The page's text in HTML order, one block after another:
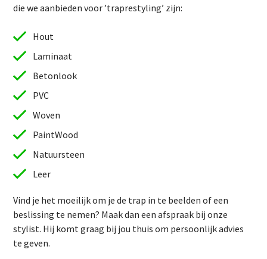
die we aanbieden voor ’traprestyling’ zijn:
Hout
Laminaat
Betonlook
PVC
Woven
PaintWood
Natuursteen
Leer
Vind je het moeilijk om je de trap in te beelden of een
beslissing te nemen? Maak dan een afspraak bij onze
stylist. Hij komt graag bij jou thuis om persoonlijk advies
te geven.